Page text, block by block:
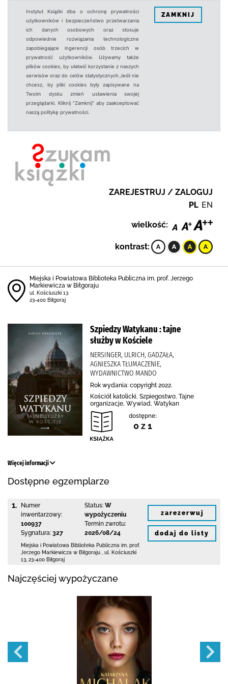
Instytut Książki dba o ochronę prywatności
użytkowników i bezpieczeństwo przetwarzania
ich danych osobowych oraz stosuje
odpowiednie rozwiązania technologiczne
zapobiegające ingerencji osób trzecich w
prywatność użytkowników. Używamy także
plików cookies, by ułatwić korzystanie z naszych
serwisów oraz do celów statystycznych.Jeśli nie
chcesz, by pliki cookies były zapisywane na
Twoim dysku zmień ustawienia swojej
przeglądarki. Kliknij "Zamknij" aby zaakceptować
naszą politykę prywatności.
ZAMKNIJ
ZAREJESTRUJ / ZALOGUJ
PL EN
wielkość:
kontrast:
Miejska i Powiatowa Biblioteka Publiczna im. prof. Jerzego
Markiewicza w Biłgoraju
ul. Kościuszki 13
23-400 Biłgoraj
Szpiedzy Watykanu : tajne
służby w Kościele
NERSINGER, ULRICH, GADZAŁA,
AGNIESZKA TŁUMACZENIE,
WYDAWNICTWO MANDO
Rok wydania: copyright 2022.
Kościół katolicki, Szpiegostwo, Tajne
organizacje, Wywiad, Watykan
dostępne:
0 z 1
Więcej informacji
Dostępne egzemplarze
1.
Numer
inwentarzowy:
100937
Sygnatura: 327
Status: W
wypożyczeniu
Termin zwrotu:
2026/08/24
Miejska i Powiatowa Biblioteka Publiczna im. prof.
Jerzego Markiewicza w Biłgoraju
ul. Kościuszki
13 23-400 Biłgoraj
zarezerwuj
dodaj do listy
Najczęściej wypożyczane